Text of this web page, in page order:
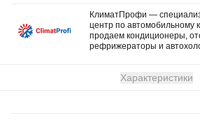
КлиматПрофи —
центр по автомобильному
продаем кондиционеры,
рефрижераторы и
Характеристики